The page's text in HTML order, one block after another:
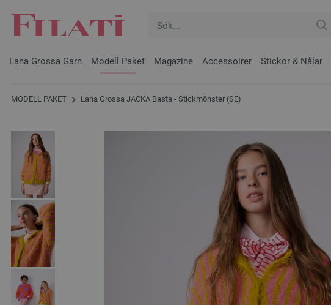
Lana Grossa Garn Modell Paket Magazine Accessoirer Stickor & Nålar
MODELL PAKET Lana Grossa JACKA Basta - Stickmönster (SE)